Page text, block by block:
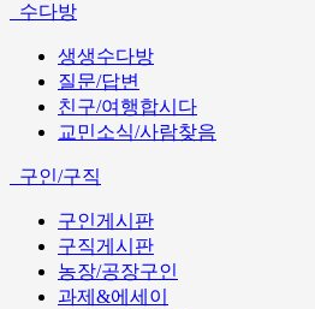
수다방
생생수다방
질문/답변
친구/여행합시다
교민소식/사람찾음
구인/구직
구인게시판
구직게시판
농장/공장구인
과제&에세이